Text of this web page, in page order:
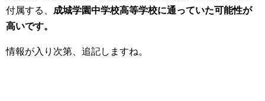
付属する、 成城学園中学校高等学校に通っていた可能性が
高いです。
情報が入り次第、追記しますね。